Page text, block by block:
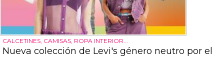
CALCETINES, CAMISAS, ROPA INTERIOR...
Nueva colección de Levi's género neutro por el